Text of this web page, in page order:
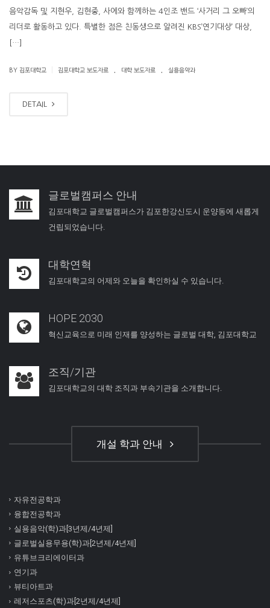
음악감독 및 지현우, 김현중, 사에와 함께하는 4인조 밴드 ‘사거리 그 오빠’의
리더로 활동하고 있다. 특별한 점은 친동생으로 알려진 KBS’연기대상’ 대상,
[…]
BY 김포대학교 김포대학교 보도자료 대학 보도자료 실용음악과
DETAIL
글로벌캠퍼스 안내
김포대학교 글로벌캠퍼스가 김포한강신도시 운양동에 새롭게
건립되었습니다.
대학연혁
김포대학교의 어제와 오늘을 확인하실 수 있습니다.
HOPE 2030
혁신교육으로 미래 인재를 양성하는 글로벌 대학, 김포대학교
조직/기관
김포대학교의 대학 조직과 부속기관을 소개합니다.
개설 학과 안내
자유전공학과
융합전공학과
실용음악(학)과[3년제/4년제]
글로벌실용무용(학)과[2년제/4년제]
유튜브크리에이터과
연기과
뷰티아트과
레저스포츠(학)과[2년제/4년제]